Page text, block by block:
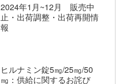
2024年1月~12月 販売中
止・出荷調整・出荷再開情
報
ヒルナミン錠5㎎/25㎎/50
㎎：供給に関するお詫び